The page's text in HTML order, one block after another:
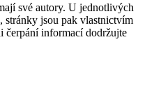
své autory. U jednotlivých
stránky jsou pak vlastnictvím
informací dodržujte